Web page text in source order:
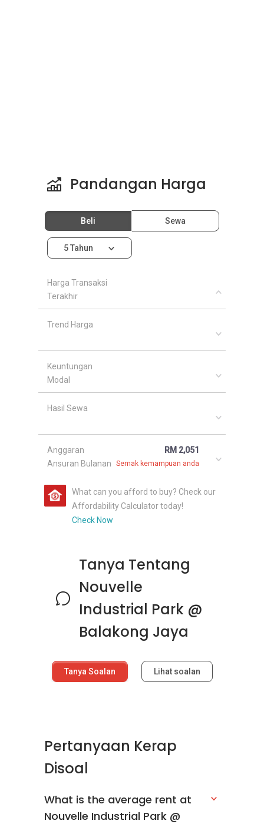
Pandangan Harga
Beli Sewa
5 Tahun
Harga Transaksi
Terakhir
Trend Harga
Keuntungan
Modal
Hasil Sewa
Anggaran
Ansuran Bulanan
RM 2,051
Semak kemampuan anda
What can you afford to buy? Check our
Affordability Calculator today!
Check Now
Tanya Tentang
Nouvelle
Industrial Park @
Balakong Jaya
Tanya Soalan Lihat soalan
Pertanyaan Kerap
Disoal
What is the average rent at
Nouvelle Industrial Park @